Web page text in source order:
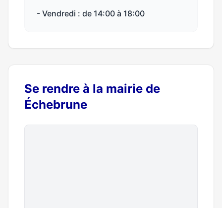
- Vendredi : de 14:00 à 18:00
Se rendre à la mairie de
Échebrune